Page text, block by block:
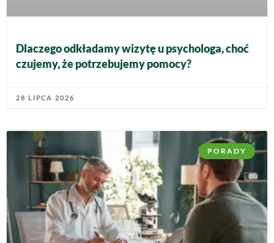
Dlaczego odkładamy wizytę u psychologa, choć
czujemy, że potrzebujemy pomocy?
28 LIPCA 2026
PORADY